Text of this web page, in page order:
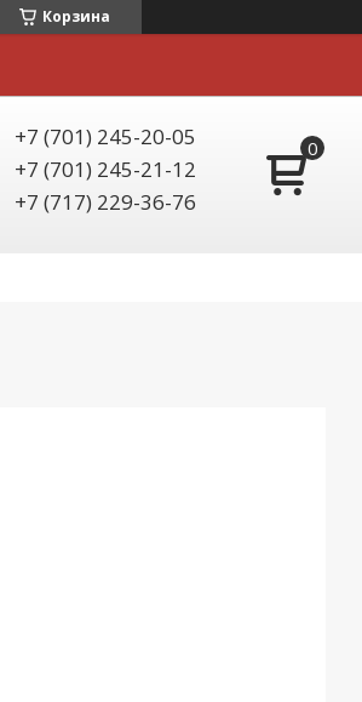
Корзина
+7 (701) 245-20-05
+7 (701) 245-21-12
+7 (717) 229-36-76